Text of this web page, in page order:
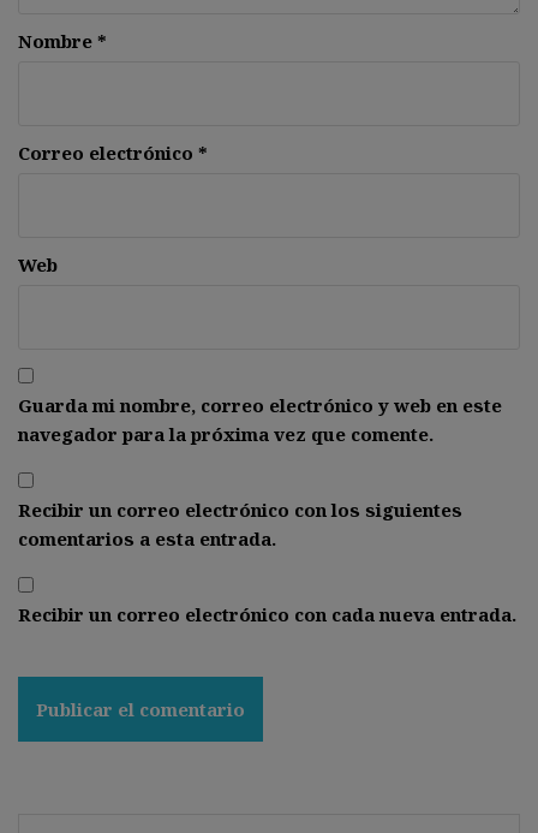
Nombre *
Correo electrónico *
Web
Guarda mi nombre, correo electrónico y web en este
navegador para la próxima vez que comente.
Recibir un correo electrónico con los siguientes
comentarios a esta entrada.
Recibir un correo electrónico con cada nueva entrada.